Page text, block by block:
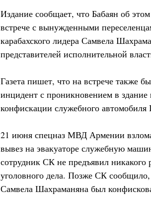
Издание сообщает, что Бабаян об
встрече с вынужденными
карабахского лидера Самвела
представителей исполнительной
Газета пишет, что на встрече также
инцидент с проникновением в здание
конфискации служебного
21 июня спецназ МВД Армении
вывез на эвакуаторе служебную
сотрудник СК не предъявил
уголовного дела. Позже СК
Самвела Шахраманяна был